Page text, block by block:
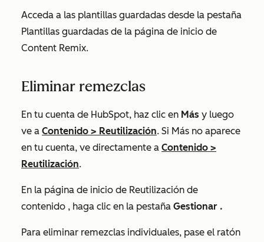
Acceda a las plantillas guardadas desde la pestaña
Plantillas guardadas de la página de inicio de
Content Remix.
Eliminar remezclas
En tu cuenta de HubSpot, haz clic en Más y luego
ve a Contenido > Reutilización. Si Más no aparece
en tu cuenta, ve directamente a Contenido >
Reutilización.
En la página de inicio de Reutilización de
contenido , haga clic en la pestaña Gestionar .
Para eliminar remezclas individuales, pase el ratón